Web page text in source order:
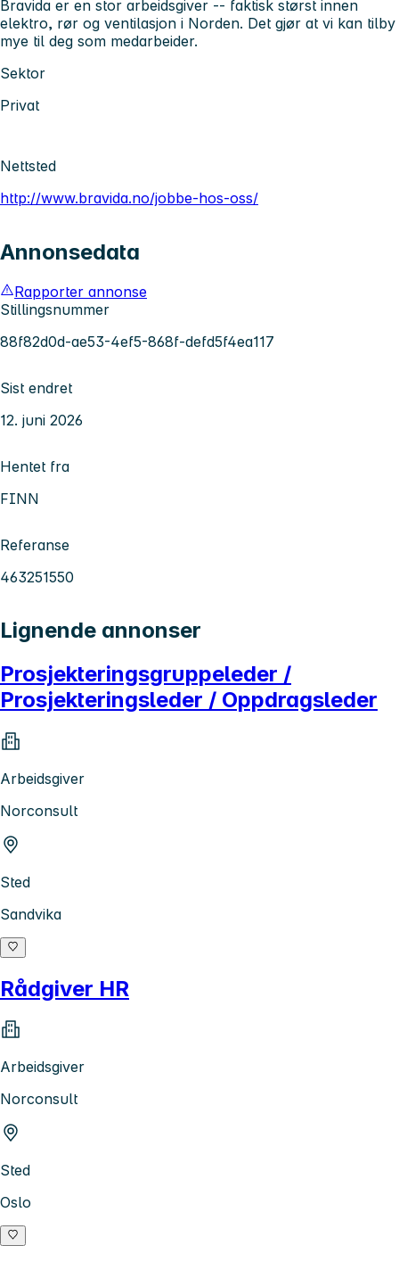
Bravida er en stor arbeidsgiver -- faktisk størst innen
elektro, rør og ventilasjon i Norden. Det gjør at vi kan tilby
mye til deg som medarbeider.
Sektor
Privat
Nettsted
http://www.bravida.no/jobbe-hos-oss/
Annonsedata
Rapporter annonse
Stillingsnummer
88f82d0d-ae53-4ef5-868f-defd5f4ea117
Sist endret
12. juni 2026
Hentet fra
FINN
Referanse
463251550
Lignende annonser
Prosjekteringsgruppeleder /
Prosjekteringsleder / Oppdragsleder
Arbeidsgiver
Norconsult
Sted
Sandvika
Rådgiver HR
Arbeidsgiver
Norconsult
Sted
Oslo